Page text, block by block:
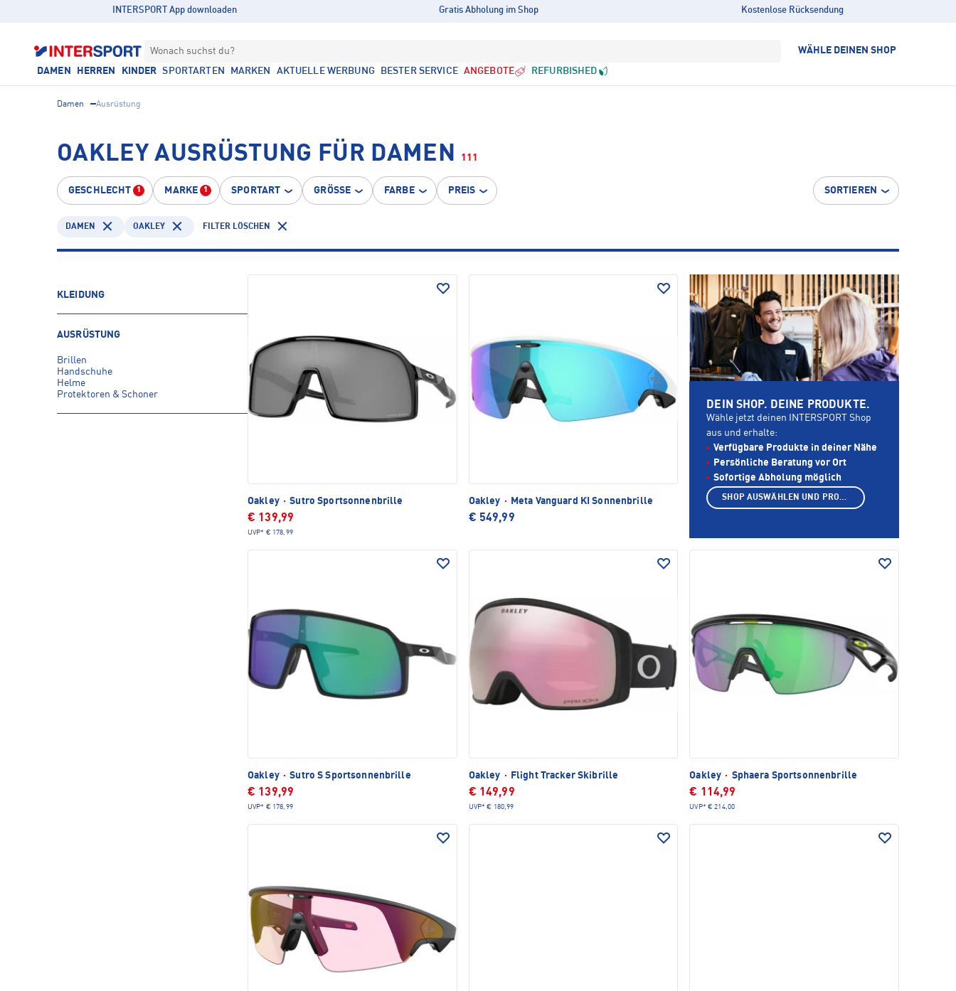
INTERSPORT App downloaden Gratis Abholung im Shop Kostenlose Rücksendung
Wonach suchst du? WÄHLE DEINEN SHOP
DAMEN HERREN KINDER SPORTARTEN MARKEN AKTUELLE WERBUNG BESTER SERVICE ANGEBOTE REFURBISHED
Damen Ausrüstung
OAKLEY AUSRÜSTUNG FÜR DAMEN 111
GESCHLECHT 1 MARKE 1 SPORTART GRÖSSE FARBE PREIS SORTIEREN
DAMEN OAKLEY FILTER LÖSCHEN
KLEIDUNG
AUSRÜSTUNG
Brillen
Handschuhe
Helme
Protektoren & Schoner
Oakley · Sutro Sportsonnenbrille
€ 139,99
UVP* € 178,99
Oakley · Meta Vanguard KI Sonnenbrille
€ 549,99
Oakley · Sutro S Sportsonnenbrille
€ 139,99
UVP* € 178,99
Oakley · Flight Tracker Skibrille
€ 149,99
UVP* € 180,99
Oakley · Sphaera Sportsonnenbrille
€ 114,99
UVP* € 214,00
DEIN SHOP. DEINE PRODUKTE.
Wähle jetzt deinen INTERSPORT Shop
aus und erhalte:
Verfügbare Produkte in deiner Nähe
Persönliche Beratung vor Ort
Sofortige Abholung möglich
SHOP AUSWÄHLEN UND PRODUKTE ANZEIGEN